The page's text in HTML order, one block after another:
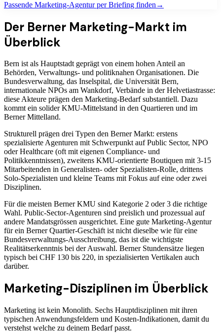
Passende Marketing-Agenturper Briefing finden →
Der Berner Marketing-Markt im
Überblick
Bern ist als Hauptstadt geprägt von einem hohen Anteil an
Behörden, Verwaltungs- und politiknahen Organisationen. Die
Bundesverwaltung, das Inselspital, die Universität Bern,
internationale NPOs am Wankdorf, Verbände in der Helvetiastrasse:
diese Akteure prägen den Marketing-Bedarf substantiell. Dazu
kommt ein solider KMU-Mittelstand in den Quartieren und im
Berner Mittelland.
Strukturell prägen drei Typen den Berner Markt: erstens
spezialisierte Agenturen mit Schwerpunkt auf Public Sector, NPO
oder Healthcare (oft mit eigenen Compliance- und
Politikkenntnissen), zweitens KMU-orientierte Boutiquen mit 3-15
Mitarbeitenden in Generalisten- oder Spezialisten-Rolle, drittens
Solo-Spezialisten und kleine Teams mit Fokus auf eine oder zwei
Disziplinen.
Für die meisten Berner KMU sind Kategorie 2 oder 3 die richtige
Wahl. Public-Sector-Agenturen sind preislich und prozessual auf
andere Mandatsgrössen ausgerichtet. Eine gute Marketing-Agentur
für ein Berner Quartier-Geschäft ist nicht dieselbe wie für eine
Bundesverwaltungs-Ausschreibung, das ist die wichtigste
Realitätserkenntnis bei der Auswahl. Berner Stundensätze liegen
typisch bei CHF 130 bis 220, in spezialisierten Vertikalen auch
darüber.
Marketing-Disziplinen im Überblick
Marketing ist kein Monolith. Sechs Hauptdisziplinen mit ihren
typischen Anwendungsfeldern und Kosten-Indikationen, damit du
verstehst welche zu deinem Bedarf passt.